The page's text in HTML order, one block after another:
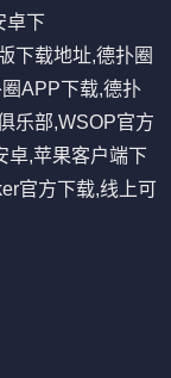
卓下
下载地址,德扑圈
APP下载,德扑
乐部,WSOP官方
卓,苹果客户端下
官方下载,线上可